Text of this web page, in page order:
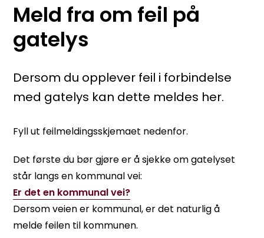
Meld fra om feil på
gatelys
Dersom du opplever feil i forbindelse
med gatelys kan dette meldes her.
Fyll ut feilmeldingsskjemaet nedenfor.
​Det første du bør gjøre er å sjekke om gatelyset
står langs en kommunal vei:
Er det en kommunal vei?
Dersom veien er kommunal, er det naturlig å
melde feilen til kommunen.